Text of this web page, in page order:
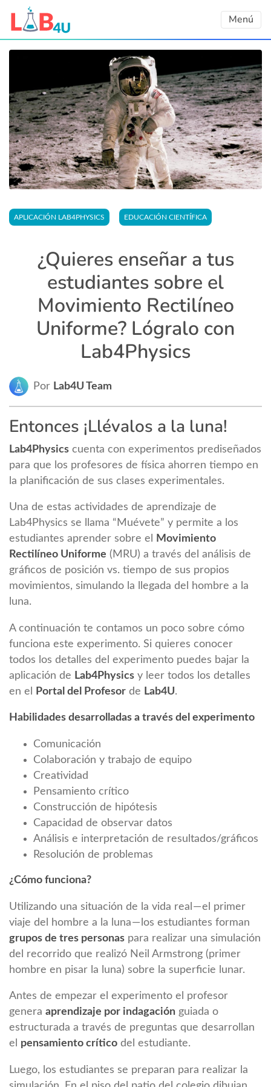
Menú
APLICACIÓN LAB4PHYSICS EDUCACIÓN CIENTÍFICA
¿Quieres enseñar a tus
estudiantes sobre el
Movimiento Rectilíneo
Uniforme? Lógralo con
Lab4Physics
Por Lab4U Team
Entonces ¡Llévalos a la luna!
Lab4Physics cuenta con experimentos prediseñados
para que los profesores de física ahorren tiempo en
la planificación de sus clases experimentales.
Una de estas actividades de aprendizaje de
Lab4Physics se llama “Muévete” y permite a los
estudiantes aprender sobre el
Movimiento
Rectilíneo Uniforme (MRU) a través del análisis de
gráficos de posición vs. tiempo de sus propios
movimientos, simulando la llegada del hombre a la
luna.
A continuación te contamos un poco sobre cómo
funciona este experimento. Si quieres conocer
todos los detalles del experimento puedes bajar la
aplicación de Lab4Physics y leer todos los detalles
en el
Portal del Profesor de Lab4U.
Habilidades desarrolladas a través del experimento
Comunicación
Colaboración y trabajo de equipo
Creatividad
Pensamiento crítico
Construcción de hipótesis
Capacidad de observar datos
Análisis e interpretación de resultados/gráficos
Resolución de problemas
¿Cómo funciona?
Utilizando una situación de la vida real — el primer
viaje del hombre a la luna — los estudiantes forman
grupos de tres personas para realizar una simulación
del recorrido que realizó Neil Armstrong (primer
hombre en pisar la luna) sobre la superficie lunar.
Antes de empezar el experimento el profesor
genera aprendizaje por indagación guiada o
estructurada a través de preguntas que desarrollan
el pensamiento crítico del estudiante.
Luego, los estudiantes se preparan para realizar la